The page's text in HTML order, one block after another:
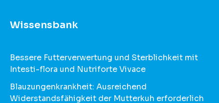
Wissensbank
Bessere Futterverwertung und Sterblichkeit mit
Intesti-flora und Nutriforte Vivace
Blauzungenkrankheit: Ausreichend
Widerstandsfähigkeit der Mutterkuh erforderlich